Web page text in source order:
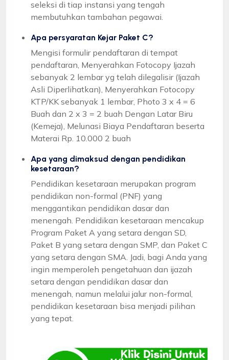
seleksi di tiap instansi yang tengah
membutuhkan tambahan pegawai.
Apa persyaratan Kejar Paket C?
Mengisi formulir pendaftaran di tempat
pendaftaran, Menyerahkan Fotocopy Ijazah
sebanyak 2 lembar yg telah dilegalisir (Ijazah
Asli Diperlihatkan), Menyerahkan Fotocopy
KTP/KK sebanyak 1 lembar, Photo 3 x 4 = 6
Buah dan 2 x 3 = 2 buah Dengan Latar Biru
(Kemeja), Melunasi Biaya Pendaftaran beserta
Materai Rp. 10.000 2 buah
Apa yang dimaksud dengan pendidikan
kesetaraan?
Pendidikan kesetaraan merupakan program
pendidikan non-formal (PNF) yang
menggantikan pendidikan dasar dan
menengah. Pendidikan kesetaraan mencakup
Program Paket A yang setara dengan SD,
Paket B yang setara dengan SMP, dan Paket C
yang setara dengan SMA. Jadi, bagi Anda yang
ingin memperoleh pengetahuan dan ijazah
setara dengan pendidikan dasar dan
menengah, namun melalui jalur non-formal,
pendidikan kesetaraan bisa menjadi pilihan
yang tepat.